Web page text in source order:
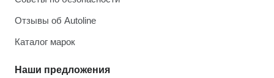
Отзывы об Autoline
Каталог марок
Наши предложения